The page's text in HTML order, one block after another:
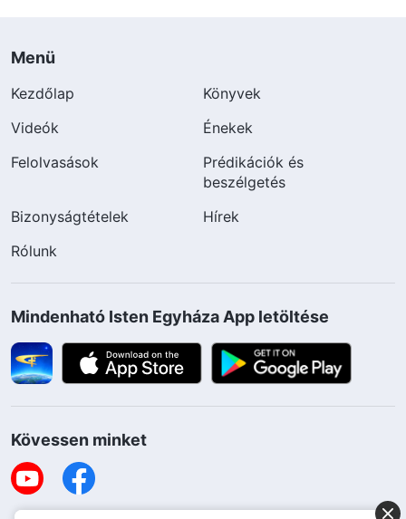
Menü
Kezdőlap
Könyvek
Videók
Énekek
Felolvasások
Prédikációk és
beszélgetés
Bizonyságtételek
Hírek
Rólunk
Mindenható Isten Egyháza App letöltése
Kövessen minket